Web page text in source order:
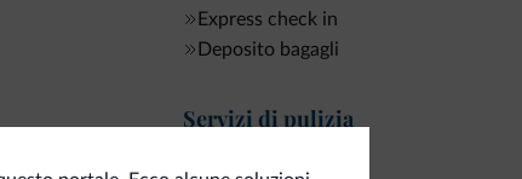
Express check in
Deposito bagagli
Servizi di pulizia
Servizio lavanderia